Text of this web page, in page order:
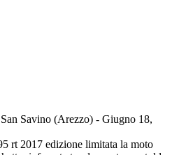
Savino (Arezzo) - Giugno 18,
rt 2017 edizione limitata la moto